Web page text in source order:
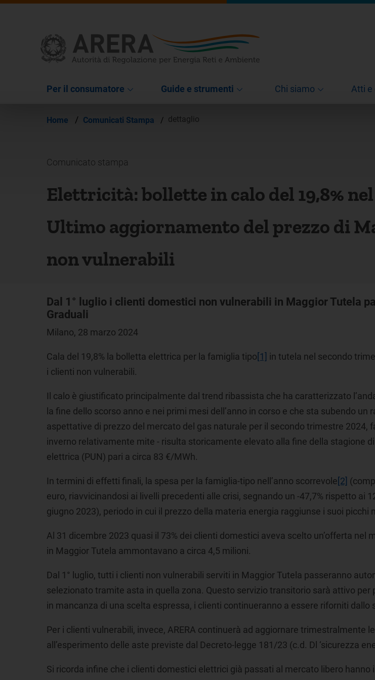
Per il consumatore Guide e strumenti Chi siamo Atti e
Home / Comunicati Stampa / dettaglio
Comunicato stampa
Elettricità: bollette in calo del 19,8%
Ultimo aggiornamento del prezzo di
non vulnerabili
Dal 1° luglio i clienti domestici non vulnerabili in Maggior Tutela
Graduali
Milano, 28 marzo 2024
Cala del 19,8% la bolletta elettrica per la famiglia tipo[1] in tutela nel secondo
i clienti non vulnerabili.
Il calo è giustificato principalmente dal trend ribassista che ha caratterizzato
la fine dello scorso anno e nei primi mesi dell’anno in corso e che sta subendo
aspettative di prezzo del mercato del gas naturale per il secondo trimestre 2024,
inverno relativamente mite - risulta storicamente elevato alla fine della stagione
elettrica (PUN) pari a circa 83 €/MWh.
In termini di effetti finali, la spesa per la famiglia-tipo nell’anno scorrevole[2]
euro, riavvicinandosi ai livelli precedenti alle crisi, segnando un -47,7% rispetto ai
giugno 2023), periodo in cui il prezzo della materia energia raggiunse i suoi picchi
Al 31 dicembre 2023 quasi il 73% dei clienti domestici aveva scelto un’offerta
in Maggior Tutela ammontavano a circa 4,5 milioni.
Dal 1° luglio, tutti i clienti non vulnerabili serviti in Maggior Tutela passeranno
selezionato tramite asta in quella zona. Questo servizio transitorio sarà attivo
in mancanza di una scelta espressa, i clienti continueranno a essere riforniti
Per i clienti vulnerabili, invece, ARERA continuerà ad aggiornare trimestralmente
all’esperimento delle aste previste dal Decreto-legge 181/23 (c.d. Dl ‘sicurezza
Si ricorda infine che i clienti domestici elettrici già passati al mercato libero